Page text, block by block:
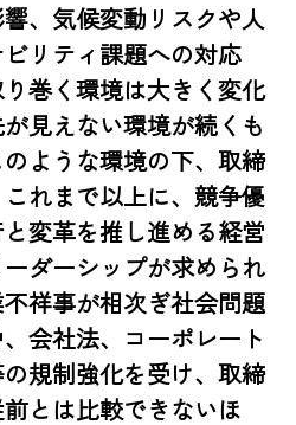
、気候変動リスクや人
リティ課題への対応
巻く環境は大きく変化
見えない環境が続くも
ような環境の下、取締
れまで以上に、競争優
変革を推し進める経営
ダーシップが求められ
祥事が相次ぎ社会問題
会社法、コーポレート
規制強化を受け、取締
とは比較できないほ